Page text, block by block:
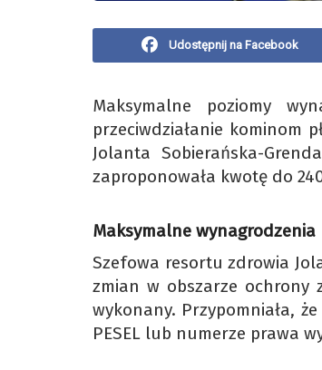
Udostępnij na Facebook
Maksymalne poziomy
przeciwdziałanie kominom
Jolanta Sobierańska-
zaproponowała kwotę do
Maksymalne wynagrodzenia
Szefowa resortu zdrowia
zmian w obszarze ochrony
wykonany. Przypomniała,
PESEL lub numerze prawa